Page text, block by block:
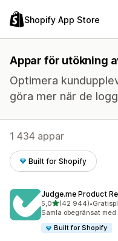
Shopify App Store
Appar för utökning
Optimera
göra mer när de
1 434 appar
Built for Shopify
Judge.me Product
5,0av 5 stjärnor
(42 944)
42944 recensioner
•
Samla obegränsat
Built for Shopify